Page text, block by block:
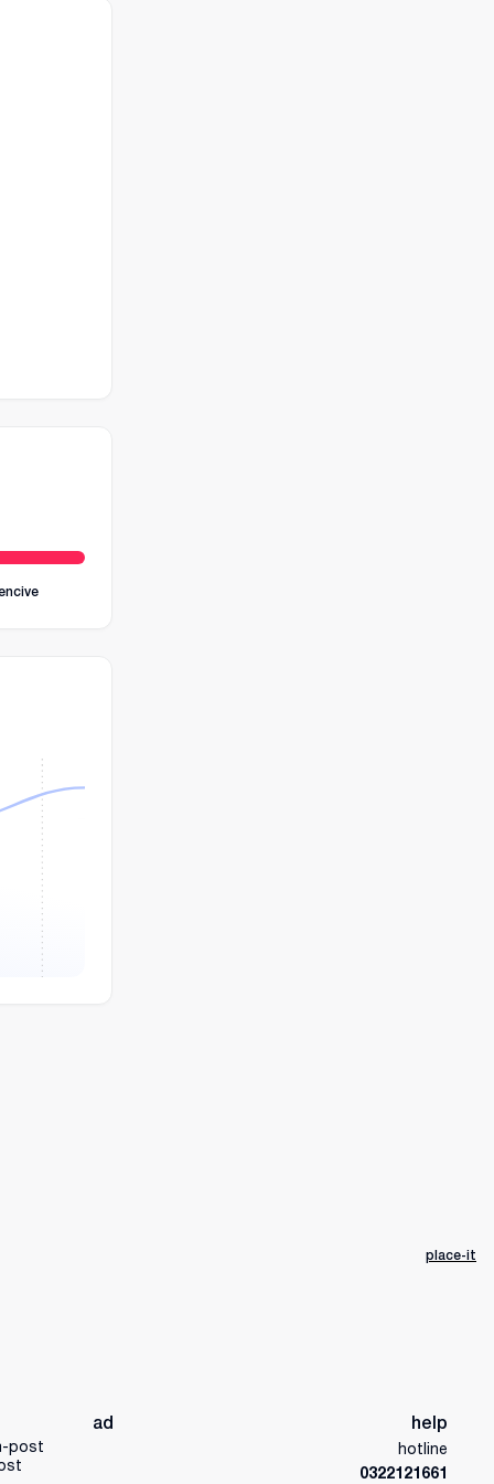
place-it
post
ad help
hotline
0322121661